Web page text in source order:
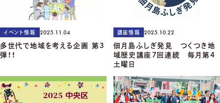
イベント情報 2025.11.04
多世代で地域を考える企画 第３
弾！！
講座情報 2025.10.22
佃月島ふしぎ発見 つくつき地
域歴史講座７回連続 毎月第4
土曜日